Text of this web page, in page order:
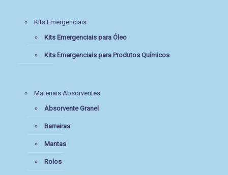
Kits Emergenciais
Kits Emergenciais para Óleo
Kits Emergenciais para Produtos Químicos
Materiais Absorventes
Absorvente Granel
Barreiras
Mantas
Rolos